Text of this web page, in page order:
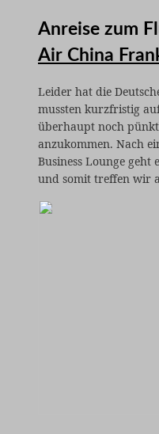
Anreise zum
Air China
Leider hat die
mussten kurzfristig
überhaupt noch
anzukommen. Nach
Business Lounge geht
und somit treffen wir